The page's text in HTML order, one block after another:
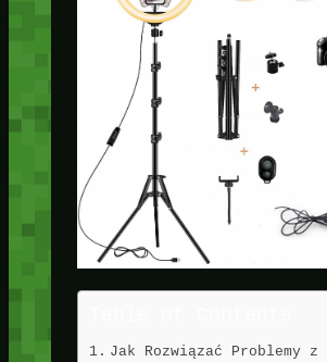
Jak Rozwiązać Problemy z